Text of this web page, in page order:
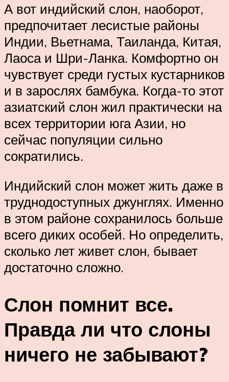
А вот индийский слон, наоборот,
предпочитает лесистые районы
Индии, Вьетнама, Таиланда, Китая,
Лаоса и Шри-Ланка. Комфортно он
чувствует среди густых кустарников
и в зарослях бамбука. Когда-то этот
азиатский слон жил практически на
всех территории юга Азии, но
сейчас популяции сильно
сократились.
Индийский слон может жить даже в
труднодоступных джунглях. Именно
в этом районе сохранилось больше
всего диких особей. Но определить,
сколько лет живет слон, бывает
достаточно сложно.
Слон помнит все.
Правда ли что слоны
ничего не забывают?